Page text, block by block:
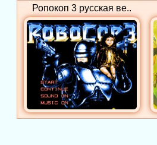
Ропокоп 3 русская ве..